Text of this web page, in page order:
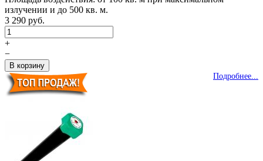
излучении и до 500 кв. м.
3 290 руб.
+
−
Подробнее...